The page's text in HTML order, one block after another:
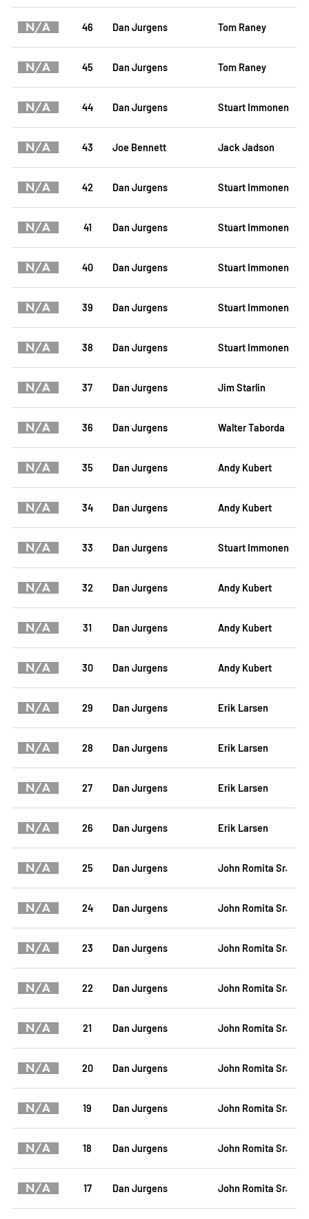
N/A 46 Dan Jurgens Tom Raney
N/A 45 Dan Jurgens Tom Raney
N/A 44 Dan Jurgens Stuart Immonen
N/A 43 Joe Bennett Jack Jadson
N/A 42 Dan Jurgens Stuart Immonen
N/A 41 Dan Jurgens Stuart Immonen
N/A 40 Dan Jurgens Stuart Immonen
N/A 39 Dan Jurgens Stuart Immonen
N/A 38 Dan Jurgens Stuart Immonen
N/A 37 Dan Jurgens Jim Starlin
N/A 36 Dan Jurgens Walter Taborda
N/A 35 Dan Jurgens Andy Kubert
N/A 34 Dan Jurgens Andy Kubert
N/A 33 Dan Jurgens Stuart Immonen
N/A 32 Dan Jurgens Andy Kubert
N/A 31 Dan Jurgens Andy Kubert
N/A 30 Dan Jurgens Andy Kubert
N/A 29 Dan Jurgens Erik Larsen
N/A 28 Dan Jurgens Erik Larsen
N/A 27 Dan Jurgens Erik Larsen
N/A 26 Dan Jurgens Erik Larsen
N/A 25 Dan Jurgens John Romita Sr.
N/A 24 Dan Jurgens John Romita Sr.
N/A 23 Dan Jurgens John Romita Sr.
N/A 22 Dan Jurgens John Romita Sr.
N/A 21 Dan Jurgens John Romita Sr.
N/A 20 Dan Jurgens John Romita Sr.
N/A 19 Dan Jurgens John Romita Sr.
N/A 18 Dan Jurgens John Romita Sr.
N/A 17 Dan Jurgens John Romita Sr.